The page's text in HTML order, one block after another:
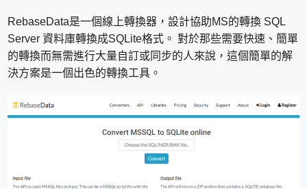
RebaseData是一個線上轉換器，設計協助MS的轉換 SQL
Server 資料庫轉換成SQLite格式。 對於那些需要快速、簡單
的轉換而無需進行大量自訂或同步的人來說，這個簡單的解
決方案是一個出色的轉換工具。